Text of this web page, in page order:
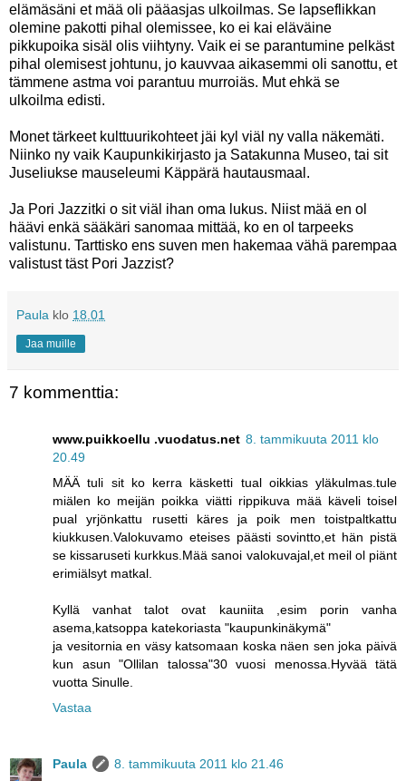
elämäsäni et mää oli pääasjas ulkoilmas. Se lapseflikkan
olemine pakotti pihal olemissee, ko ei kai eläväine
pikkupoika sisäl olis viihtyny. Vaik ei se parantumine pelkäst
pihal olemisest johtunu, jo kauvvaa aikasemmi oli sanottu, et
tämmene astma voi parantuu murroiäs. Mut ehkä se
ulkoilma edisti.
Monet tärkeet kulttuurikohteet jäi kyl viäl ny valla näkemäti.
Niinko ny vaik Kaupunkikirjasto ja Satakunna Museo, tai sit
Juseliukse mauseleumi Käppärä hautausmaal.
Ja Pori Jazzitki o sit viäl ihan oma lukus. Niist mää en ol
häävi enkä sääkäri sanomaa mittää, ko en ol tarpeeks
valistunu. Tarttisko ens suven men hakemaa vähä parempaa
valistust täst Pori Jazzist?
Paula klo 18.01
Jaa muille
7 kommenttia:
www.puikkoellu .vuodatus.net 8. tammikuuta 2011 klo
20.49
MÄÄ tuli sit ko kerra käsketti tual oikkias yläkulmas.tule
miälen ko meijän poikka viätti rippikuva mää käveli toisel
pual yrjönkattu rusetti käres ja poik men toistpaltkattu
kiukkusen.Valokuvamo eteises päästi sovintto,et hän pistä
se kissaruseti kurkkus.Mää sanoi valokuvajal,et meil ol piänt
erimiälsyt matkal.
Kyllä vanhat talot ovat kauniita ,esim porin vanha
asema,katsoppa katekoriasta "kaupunkinäkymä"
ja vesitornia en väsy katsomaan koska näen sen joka päivä
kun asun "Ollilan talossa"30 vuosi menossa.Hyvää tätä
vuotta Sinulle.
Vastaa
Paula
8. tammikuuta 2011 klo 21.46